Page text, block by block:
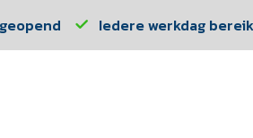
Iedere werkdag